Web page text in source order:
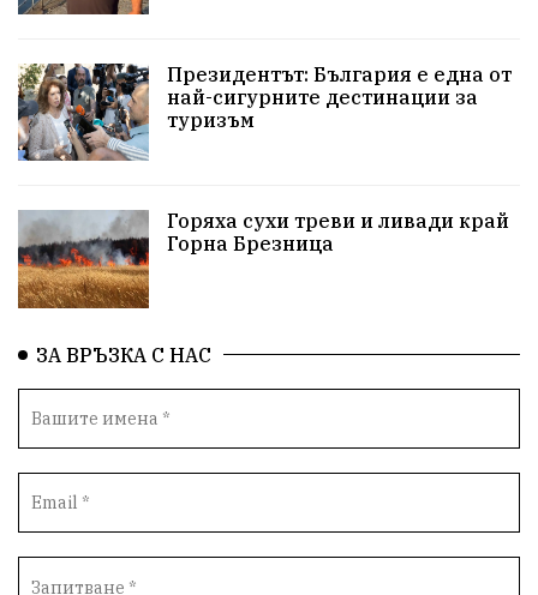
РСПБЗН Красивите медии
Добро дело Благотворителност
Апостол Апостолов Репресии
Пътна безопасност ГДБОП Проверки
здравеопазване
БАБХ Фестивал Андрей Гюров
Инфраструктура Протести инциденти
Дупница
Бюджет 2026 Нападение Изложба
Президентът: България е една от
най-сигурните дестинации за
туризъм
Горяха сухи треви и ливади край
Горна Брезница
ЗА ВРЪЗКА С НАС